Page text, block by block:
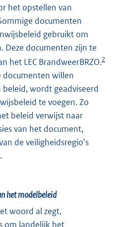
het opstellen van
documenten
gebruikt om
Deze documenten zijn te
het LEC BrandweerBRZO.2
documenten willen
wordt geadviseerd
te voegen. Zo
beleid verwijst naar
van het document,
de veiligheidsregio’s
het modelbeleid
woord al zegt,
om landelijk het